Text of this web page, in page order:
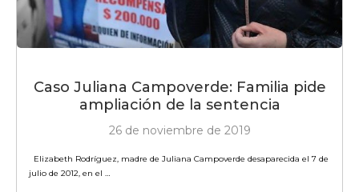
Caso Juliana Campoverde: Familia pide
ampliación de la sentencia
26 de noviembre de 2019
Elizabeth Rodríguez, madre de Juliana Campoverde desaparecida el 7 de
julio de 2012, en el …